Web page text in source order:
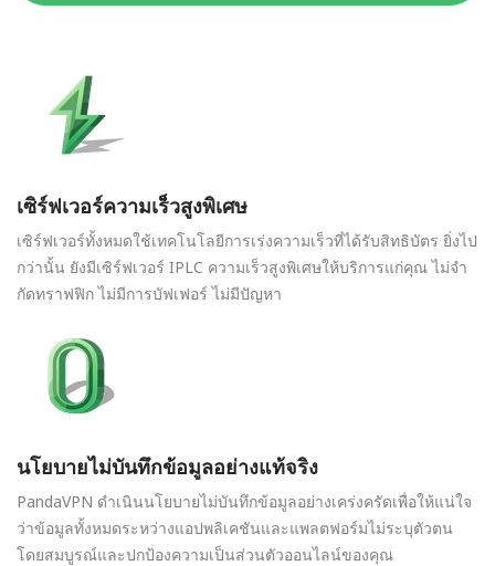
เซิร์ฟเวอร์ความเร็วสูงพิเศษ
เซิร์ฟเวอร์ทั้งหมดใช้เทคโนโลยีการเร่งความเร็วที่ได้รับสิทธิบัตร ยิ่งไป
กว่านั้น ยังมีเซิร์ฟเวอร์ IPLC ความเร็วสูงพิเศษให้บริการแก่คุณ ไม่จำ
กัดทราฟฟิก ไม่มีการบัฟเฟอร์ ไม่มีปัญหา
นโยบายไม่บันทึกข้อมูลอย่างแท้จริง
PandaVPN ดำเนินนโยบายไม่บันทึกข้อมูลอย่างเคร่งครัดเพื่อให้แน่ใจ
ว่าข้อมูลทั้งหมดระหว่างแอปพลิเคชันและแพลตฟอร์มไม่ระบุตัวตน
โดยสมบูรณ์และปกป้องความเป็นส่วนตัวออนไลน์ของคุณ